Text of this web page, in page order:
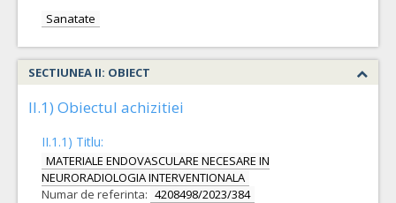
Sanatate
SECTIUNEA II: OBIECT
II.1) Obiectul achizitiei
II.1.1) Titlu:
MATERIALE ENDOVASCULARE NECESARE IN
NEURORADIOLOGIA INTERVENTIONALA
Numar de referinta: 4208498/2023/384